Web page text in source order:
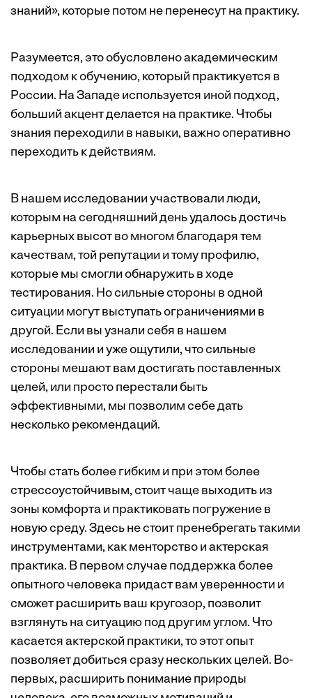
знаний», которые потом не перенесут на практику.
Разумеется, это обусловлено академическим
подходом к обучению, который практикуется в
России. На Западе используется иной подход,
больший акцент делается на практике. Чтобы
знания переходили в навыки, важно оперативно
переходить к действиям.
В нашем исследовании участвовали люди,
которым на сегодняшний день удалось достичь
карьерных высот во многом благодаря тем
качествам, той репутации и тому профилю,
которые мы смогли обнаружить в ходе
тестирования. Но сильные стороны в одной
ситуации могут выступать ограничениями в
другой. Если вы узнали себя в нашем
исследовании и уже ощутили, что сильные
стороны мешают вам достигать поставленных
целей, или просто перестали быть
эффективными, мы позволим себе дать
несколько рекомендаций.
Чтобы стать более гибким и при этом более
стрессоустойчивым, стоит чаще выходить из
зоны комфорта и практиковать погружение в
новую среду. Здесь не стоит пренебрегать такими
инструментами, как менторство и актерская
практика. В первом случае поддержка более
опытного человека придаст вам уверенности и
сможет расширить ваш кругозор, позволит
взглянуть на ситуацию под другим углом. Что
касается актерской практики, то этот опыт
позволяет добиться сразу нескольких целей. Во-
первых, расширить понимание природы